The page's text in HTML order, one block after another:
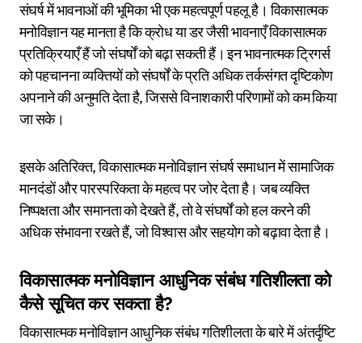
संघर्ष में भावनाओं की भूमिका भी एक महत्वपूर्ण पहलू है। विकासात्मक
मनोविज्ञान यह मानता है कि क्रोध या डर जैसी भावनाएँ विकासात्मक
प्रतिक्रियाएँ हैं जो संघर्षों को बढ़ा सकती हैं। इन भावनात्मक ट्रिगर्स
को पहचानना व्यक्तियों को संघर्षों के प्रति अधिक तर्कसंगत दृष्टिकोण
अपनाने की अनुमति देता है, जिससे विनाशकारी परिणामों को कम किया
जा सके।
इसके अतिरिक्त, विकासात्मक मनोविज्ञान संघर्ष समाधान में सामाजिक
मानदंडों और पारस्परिकता के महत्व पर जोर देता है। जब व्यक्ति
निष्पक्षता और समानता को देखते हैं, तो वे संघर्षों को हल करने की
अधिक संभावना रखते हैं, जो विश्वास और सहयोग को बढ़ावा देता है।
विकासात्मक मनोविज्ञान आधुनिक संबंध गतिशीलता को
कैसे सूचित कर सकता है?
विकासात्मक मनोविज्ञान आधुनिक संबंध गतिशीलता के बारे में अंतर्दृष्टि